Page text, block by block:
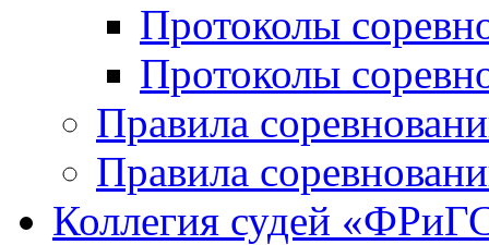
Протоколы
Протоколы
Правила
Правила
Коллегия судей